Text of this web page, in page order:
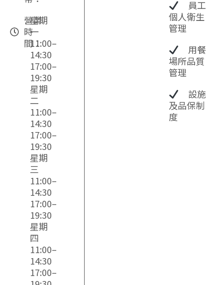
營業
時
間：
星期
一
11:00–
14:30
17:00–
19:30
星期
二
11:00–
14:30
17:00–
19:30
星期
三
11:00–
14:30
17:00–
19:30
星期
四
11:00–
14:30
17:00–
員工
個人衛生
管理
用餐
場所品質
管理
設施
及品保制
度